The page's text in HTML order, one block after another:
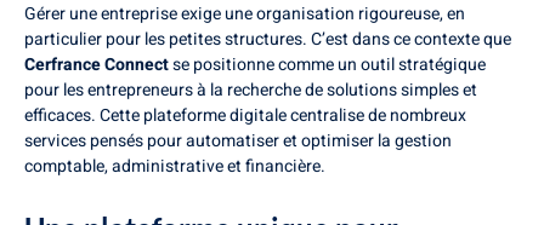
Gérer une entreprise exige une organisation rigoureuse, en
particulier pour les petites structures. C’est dans ce contexte que
Cerfrance Connectse positionne comme un outil stratégique
pour les entrepreneurs à la recherche de solutions simples et
efficaces. Cette plateforme digitale centralise de nombreux
services pensés pour automatiser et optimiser la gestion
comptable, administrative et financière.